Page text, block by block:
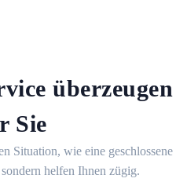
überzeugen
Sie
Situation, wie eine geschlossene
helfen Ihnen zügig.